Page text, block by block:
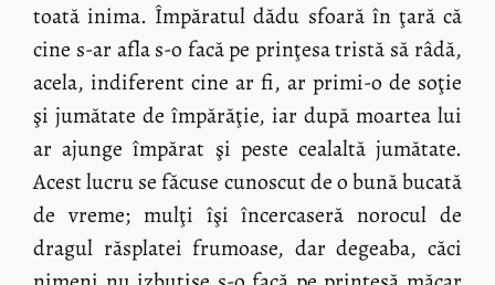
toată inima. Împăratul dădu sfoară în ţară că
cine s-ar afla s-o facă pe prinţesa tristă să râdă,
acela, indiferent cine ar fi, ar primi-o de soţie
şi jumătate de împărăţie, iar după moartea lui
ar ajunge împărat şi peste cealaltă jumătate.
Acest lucru se făcuse cunoscut de o bună bucată
de vreme; mulţi îşi încercaseră norocul de
dragul răsplatei frumoase, dar degeaba, căci